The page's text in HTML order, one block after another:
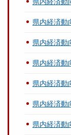
県内経済動
県内経済動
県内経済動
県内経済動
県内経済動
県内経済動